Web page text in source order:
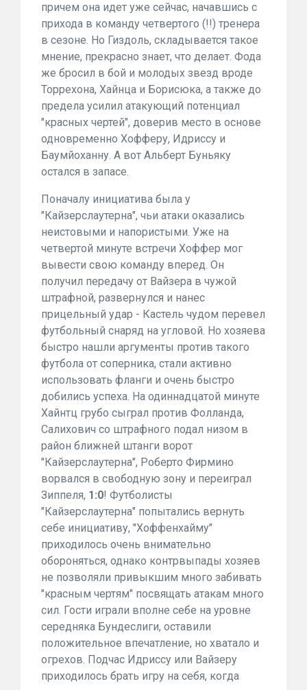
причем она идет уже сейчас, начавшись с
прихода в команду четвертого (!!) тренера
в сезоне. Но Гиздоль, складывается такое
мнение, прекрасно знает, что делает. Фода
же бросил в бой и молодых звезд вроде
Торрехона, Хайнца и Борисюка, а также до
предела усилил атакующий потенциал
"красных чертей", доверив место в основе
одновременно Хофферу, Идриссу и
Баумйоханну. А вот Альберт Буньяку
остался в запасе.
Поначалу инициатива была у
"Кайзерслаутерна", чьи атаки оказались
неистовыми и напористыми. Уже на
четвертой минуте встречи Хоффер мог
вывести свою команду вперед. Он
получил передачу от Вайзера в чужой
штрафной, развернулся и нанес
прицельный удар - Кастель чудом перевел
футбольный снаряд на угловой. Но хозяева
быстро нашли аргументы против такого
футбола от соперника, стали активно
использовать фланги и очень быстро
добились успеха. На одиннадцатой минуте
Хайнтц грубо сыграл против Фолланда,
Салихович со штрафного подал низом в
район ближней штанги ворот
"Кайзерслаутерна", Роберто Фирмино
ворвался в свободную зону и переиграл
Зиппеля, 1:0! Футболисты
"Кайзерслаутерна" попытались вернуть
себе инициативу, "Хоффенхайму"
приходилось очень внимательно
обороняться, однако контрвыпады хозяев
не позволяли привыкшим много забивать
"красным чертям" посвящать атакам много
сил. Гости играли вполне себе на уровне
середняка Бундеслиги, оставили
положительное впечатление, но хватало и
огрехов. Подчас Идриссу или Вайзеру
приходилось брать игру на себя, когда